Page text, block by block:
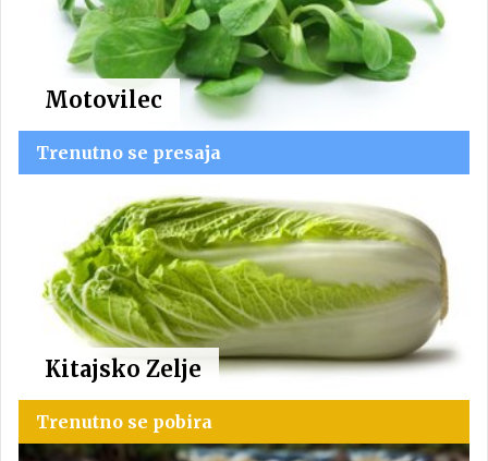
Motovilec
Trenutno se presaja
Kitajsko Zelje
Trenutno se pobira